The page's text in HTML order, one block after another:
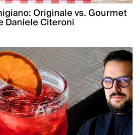
Originale vs. Gourmet
Daniele Citeroni